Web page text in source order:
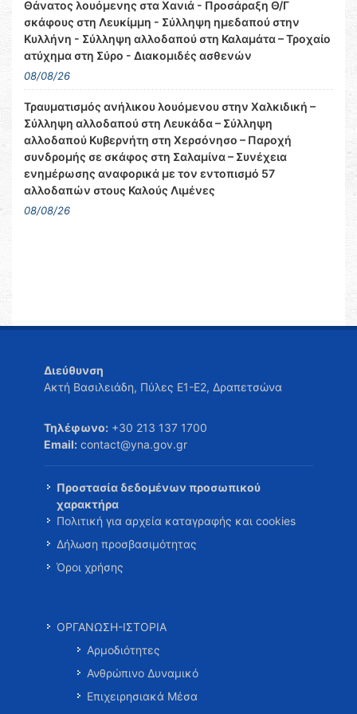
Θάνατος λουόμενης στα Χανιά - Προσάραξη Θ/Γ
σκάφους στη Λευκίμμη - Σύλληψη ημεδαπού στην
Κυλλήνη - Σύλληψη αλλοδαπού στη Καλαμάτα – Τροχαίο
ατύχημα στη Σύρο - Διακομιδές ασθενών
08/08/26
Τραυματισμός ανήλικου λουόμενου στην Χαλκιδική –
Σύλληψη αλλοδαπού στη Λευκάδα – Σύλληψη
αλλοδαπού Κυβερνήτη στη Χερσόνησο – Παροχή
συνδρομής σε σκάφος στη Σαλαμίνα – Συνέχεια
ενημέρωσης αναφορικά με τον εντοπισμό 57
αλλοδαπών στους Καλούς Λιμένες
08/08/26
Διεύθυνση
Ακτή Βασιλειάδη, Πύλες Ε1-Ε2, Δραπετσώνα
Τηλέφωνο: +30 213 137 1700
Email: contact@yna.gov.gr
Προστασία δεδομένων προσωπικού
χαρακτήρα
Πολιτική για αρχεία καταγραφής και cookies
Δήλωση προσβασιμότητας
Όροι χρήσης
ΟΡΓΑΝΩΣΗ-ΙΣΤΟΡΙΑ
Αρμοδιότητες
Ανθρώπινο Δυναμικό
Επιχειρησιακά Μέσα